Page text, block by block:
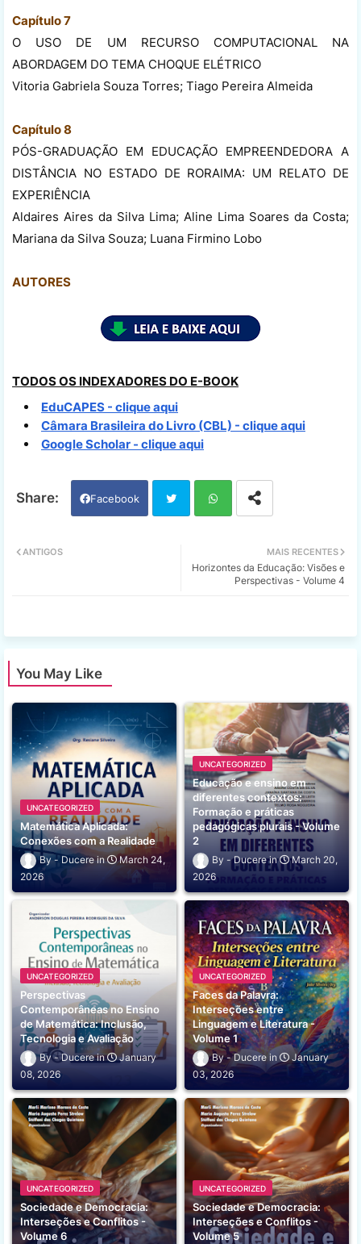
Capítulo 7
O USO DE UM RECURSO COMPUTACIONAL NA
ABORDAGEM DO TEMA CHOQUE ELÉTRICO
Vitoria Gabriela Souza Torres; Tiago Pereira Almeida
Capítulo 8
PÓS-GRADUAÇÃO EM EDUCAÇÃO EMPREENDEDORA A
DISTÂNCIA NO ESTADO DE RORAIMA: UM RELATO DE
EXPERIÊNCIA
Aldaires Aires da Silva Lima; Aline Lima Soares da Costa;
Mariana da Silva Souza; Luana Firmino Lobo
AUTORES
TODOS OS INDEXADORES DO E-BOOK
EduCAPES - clique aqui
Câmara Brasileira do Livro (CBL) - clique aqui
Google Scholar - clique aqui
Facebook
ats
MAIS RECENTES
Horizontes da Educação: Visões e
Perspectivas - Volume 4
ANTIGOS
You May Like
UNCATEGORIZED
Matemática Aplicada:
Conexões com a Realidade
Ducere
March 24,
2026
UNCATEGORIZED
Educação e ensino em
diferentes contextos:
Formação e práticas
pedagógicas plurais - Volume
2
Ducere
March 20,
2026
UNCATEGORIZED
Perspectivas
Contemporâneas no Ensino
de Matemática: Inclusão,
Tecnologia e Avaliação
Ducere
January
08, 2026
UNCATEGORIZED
Faces da Palavra:
Interseções entre
Linguagem e Literatura -
Volume 1
Ducere
January
03, 2026
UNCATEGORIZED
Sociedade e Democracia:
Interseções e Conflitos -
Volume 6
UNCATEGORIZED
Sociedade e Democracia:
Interseções e Conflitos -
Volume 5